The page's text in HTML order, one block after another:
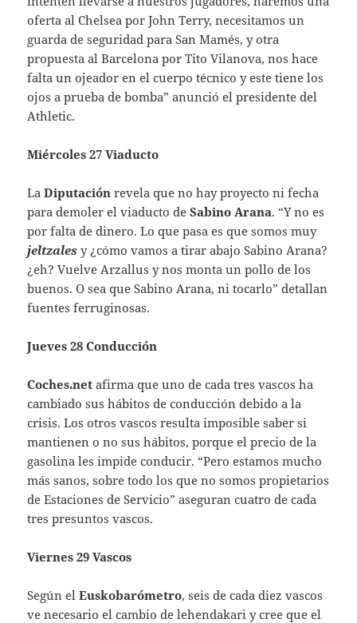
oferta al Chelsea por John Terry, necesitamos un
guarda de seguridad para San Mamés, y otra
propuesta al Barcelona por Tito Vilanova, nos hace
falta un ojeador en el cuerpo técnico y este tiene los
ojos a prueba de bomba” anunció el presidente del
Athletic.
Miércoles 27 Viaducto
LaDiputación revela que no hay proyecto ni fecha
para demoler el viaducto deSabino Arana. “Y no es
por falta de dinero. Lo que pasa es que somos muy
jeltzales y ¿cómo vamos a tirar abajo Sabino Arana?
¿eh? Vuelve Arzallus y nos monta un pollo de los
buenos. O sea que Sabino Arana, ni tocarlo” detallan
fuentes ferruginosas.
Jueves 28 Conducción
Coches.net afirma que uno de cada tres vascos ha
cambiado sus hábitos de conducción debido a la
crisis. Los otros vascos resulta imposible saber si
mantienen o no sus hábitos, porque el precio de la
gasolina les impide conducir. “Pero estamos mucho
más sanos, sobre todo los que no somos propietarios
de Estaciones de Servicio” aseguran cuatro de cada
tres presuntos vascos.
Viernes 29 Vascos
Según elEuskobarómetro, seis de cada diez vascos
ve necesario el cambio de lehendakari y cree que el